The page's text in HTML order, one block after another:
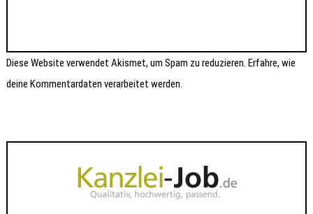
Diese Website verwendet Akismet, um Spam zu reduzieren.Erfahre, wie
deine Kommentardaten verarbeitet werden.